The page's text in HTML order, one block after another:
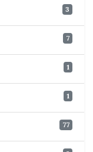
3
7
1
1
77